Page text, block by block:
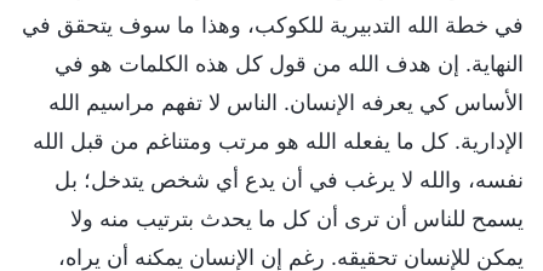
في خطة الله التدبيرية للكوكب، وهذا ما سوف يتحقق في
النهاية. إن هدف الله من قول كل هذه الكلمات هو في
الأساس كي يعرفه الإنسان. الناس لا تفهم مراسيم الله
الإدارية. كل ما يفعله الله هو مرتب ومتناغم من قبل الله
نفسه، والله لا يرغب في أن يدع أي شخص يتدخل؛ بل
يسمح للناس أن ترى أن كل ما يحدث بترتيب منه ولا
يمكن للإنسان تحقيقه. رغم إن الإنسان يمكنه أن يراه،